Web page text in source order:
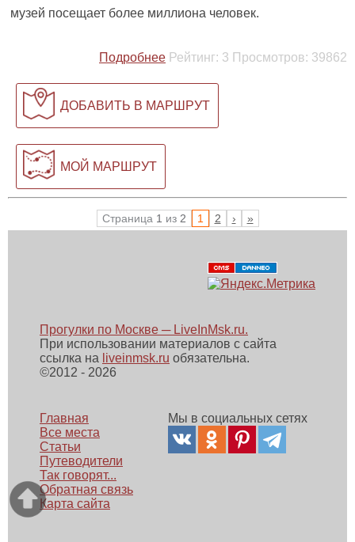
музей посещает более миллиона человек.
Подробнее Рейтинг: 3 Просмотров: 39862
ДОБАВИТЬ В МАРШРУТ
МОЙ МАРШРУТ
Страница 1 из 2 1 2 › »
Прогулки по Москве ─ LiveInMsk.ru.
При использовании материалов с сайта
ссылка на liveinmsk.ru обязательна.
©2012 - 2026
Главная
Все места
Статьи
Путеводители
Так говорят...
Обратная связь
Карта сайта
Мы в социальных сетях